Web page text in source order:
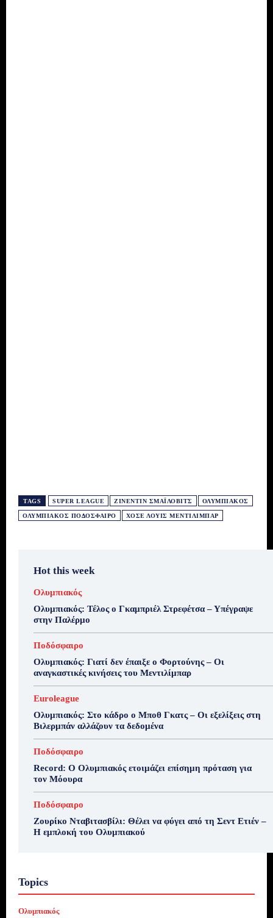
TAGS SUPER LEAGUE ΖΙΝΕΝΤΊΝ ΣΜΑΪ́ΛΟΒΙΤΣ ΟΛΥΜΠΙΑΚΌΣ
ΟΛΥΜΠΙΑΚΌΣ ΠΟΔΌΣΦΑΙΡΟ ΧΟΣΈ ΛΟΥΊΣ ΜΕΝΤΙΛΊΜΠΑΡ
Hot this week
Ολυμπιακός
Ολυμπιακός: Τέλος ο Γκαμπριέλ Στρεφέτσα – Υπέγραψε
στην Παλέρμο
Ποδόσφαιρο
Ολυμπιακός: Γιατί δεν έπαιξε ο Φορτούνης – Οι
αναγκαστικές κινήσεις του Μεντιλίμπαρ
Euroleague
Ολυμπιακός: Στο κάδρο ο Μποθ Γκατς – Οι εξελίξεις στη
Βιλερμπάν αλλάζουν τα δεδομένα
Ποδόσφαιρο
Record: Ο Ολυμπιακός ετοιμάζει επίσημη πρόταση για
τον Μόουρα
Ποδόσφαιρο
Ζουρίκο Νταβιτασβίλι: Θέλει να φύγει από τη Σεντ Ετιέν –
Η εμπλοκή του Ολυμπιακού
Topics
Ολυμπιακός